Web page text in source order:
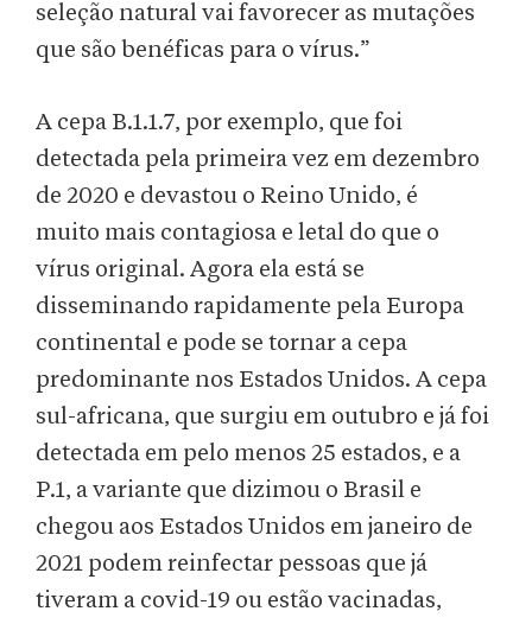
seleção natural vai favorecer as mutações
que são benéficas para o vírus.”
A cepa B.1.1.7, por exemplo, que foi
detectada pela primeira vez em dezembro
de 2020 e devastou o Reino Unido, é
muito mais contagiosa e letal do que o
vírus original. Agora ela está se
disseminando rapidamente pela Europa
continental e pode se tornar a cepa
predominante nos Estados Unidos. A cepa
sul-africana, que surgiu em outubro e já foi
detectada em pelo menos 25 estados, e a
P.1, a variante que dizimou o Brasil e
chegou aos Estados Unidos em janeiro de
2021 podem reinfectar pessoas que já
tiveram a covid-19 ou estão vacinadas,